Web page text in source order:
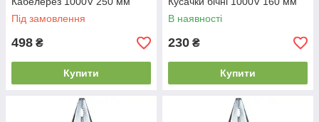
Під замовлення
498 ₴
Купити
В наявності
230 ₴
Купити